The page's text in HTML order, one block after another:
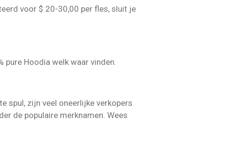
voor $ 20-30,00 per fles, sluit je
pure Hoodia welk waar vinden.
spul, zijn veel oneerlijke verkopers
de populaire merknamen. Wees